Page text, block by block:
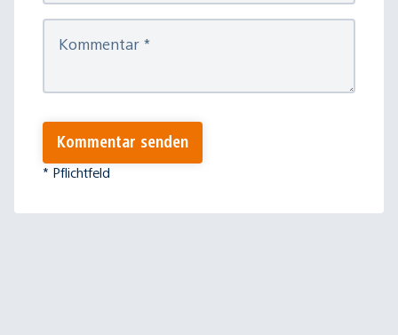
Kommentar *
Kommentar senden
* Pflichtfeld